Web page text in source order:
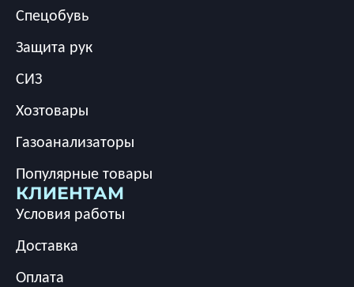
Спецобувь
Защита рук
СИЗ
Хозтовары
Газоанализаторы
Популярные товары
КЛИЕНТАМ
Условия работы
Доставка
Оплата